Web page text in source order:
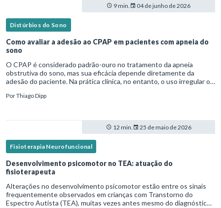
9 min. 04 de junho de 2026
Distúrbios do Sono
Como avaliar a adesão ao CPAP em pacientes com apneia do
sono
O CPAP é considerado padrão-ouro no tratamento da apneia
obstrutiva do sono, mas sua eficácia depende diretamente da
adesão do paciente. Na prática clínica, no entanto, o uso irregular ou
PorThiago Dipp
12 min. 25 de maio de 2026
Fisioterapia Neurofuncional
Desenvolvimento psicomotor no TEA: atuação do
fisioterapeuta
Alterações no desenvolvimento psicomotor estão entre os sinais
frequentemente observados em crianças com Transtorno do
Espectro Autista (TEA), muitas vezes antes mesmo do diagnóstico